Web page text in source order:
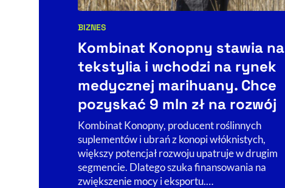
Kategorie artykułu:
BIZNES
Kombinat Konopny stawia na
tekstylia i wchodzi na rynek
medycznej marihuany. Chce
pozyskać 9 mln zł na rozwój
Kombinat Konopny, producent roślinnych
suplementów i ubrań z konopi włóknistych,
większy potencjał rozwoju upatruje w drugim
segmencie. Dlatego szuka finansowania na
zwiększenie mocy i eksportu.…